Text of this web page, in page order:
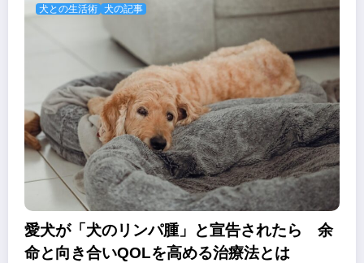
犬との生活術 犬の記事
愛犬が「犬のリンパ腫」と宣告されたら 余
命と向き合いQOLを高める治療法とは